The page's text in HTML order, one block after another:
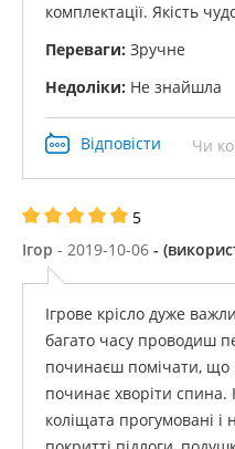
комплектації. Якість
Переваги: ​​Зручне
Недоліки: Не знайшла
Відповісти Чи
5
Ігор - 2019-10-06 -
Ігрове крісло дуже
багато часу проводиш
починаєш помічати, що
починає хворіти спина.
коліщата прогумовані і